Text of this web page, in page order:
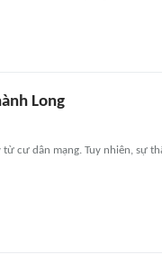
Long
cư dân mạng. Tuy nhiên, sự